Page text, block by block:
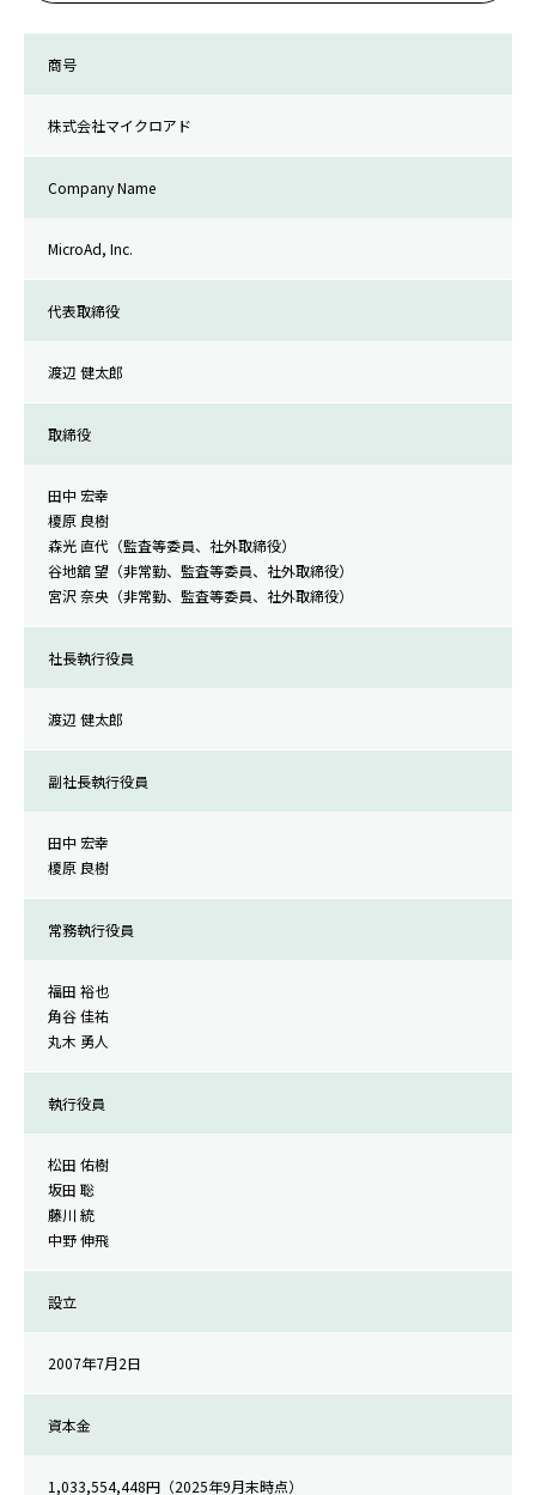
商号
株式会社マイクロアド
Company Name
MicroAd, Inc.
代表取締役
渡辺 健太郎
取締役
田中 宏幸
榎原 良樹
森光 直代（監査等委員、社外取締役）
谷地舘 望（非常勤、監査等委員、社外取締役）
宮沢 奈央（非常勤、監査等委員、社外取締役）
社長執行役員
渡辺 健太郎
副社長執行役員
田中 宏幸
榎原 良樹
常務執行役員
福田 裕也
角谷 佳祐
丸木 勇人
執行役員
松田 佑樹
坂田 聡
藤川 統
中野 伸飛
設立
2007年7月2日
資本金
1,033,554,448円（2025年9月末時点）